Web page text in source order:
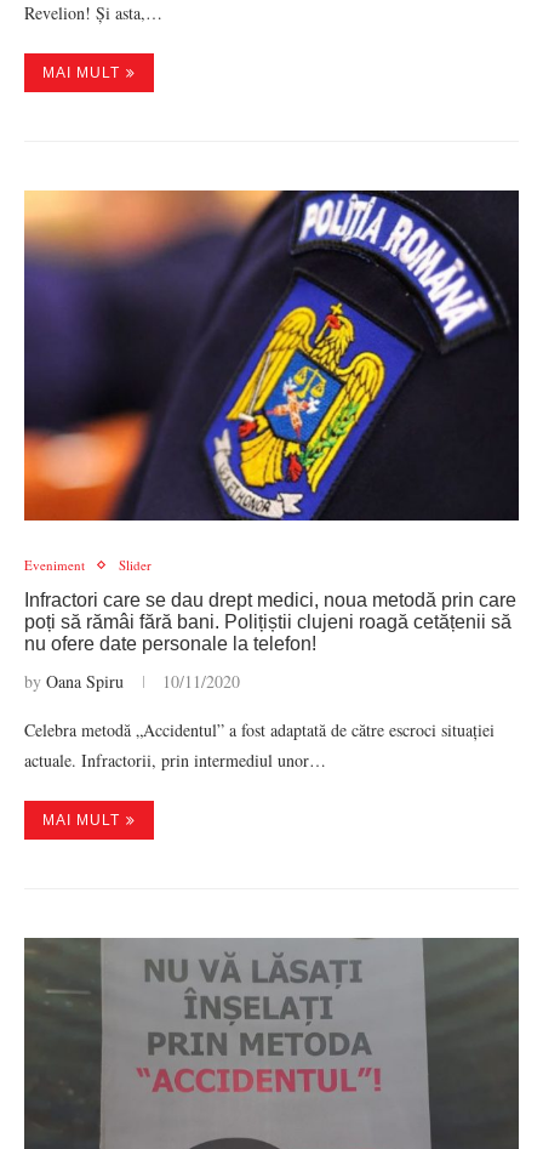
Revelion! Și asta,…
MAI MULT
Eveniment Slider
Infractori care se dau drept medici, noua metodă prin care
poți să rămâi fără bani. Polițiștii clujeni roagă cetățenii să
nu ofere date personale la telefon!
by Oana Spiru 10/11/2020
Celebra metodă „Accidentul” a fost adaptată de către escroci situației
actuale. Infractorii, prin intermediul unor…
MAI MULT